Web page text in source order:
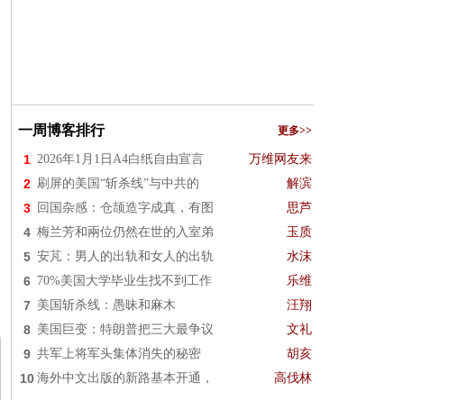
一周博客排行 更多>>
1 2026年1月1日A4白纸自由宣言 万维网友来
2 刷屏的美国“斩杀线”与中共的 解滨
3 回国杂感：仓颉造字成真，有图 思芦
4 梅兰芳和兩位仍然在世的入室弟 玉质
5 安芃：男人的出轨和女人的出轨 水沫
6 70%美国大学毕业生找不到工作 乐维
7 美国斩杀线：愚昧和麻木 汪翔
8 美国巨变：特朗普把三大最争议 文礼
9 共军上将军头集体消失的秘密 胡亥
10 海外中文出版的新路基本开通， 高伐林